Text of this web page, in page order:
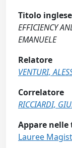
Titolo inglese
EFFICIENCY
EMANUELE
Relatore
VENTURI,
Correlatore
RICCIARDI,
Appare nelle
Lauree